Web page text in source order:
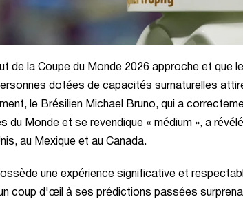
de la Coupe du Monde 2026 approche et que
dotées de capacités surnaturelles
le Brésilien Michael Bruno, qui a
du Monde et se revendique « médium », a
au Mexique et au Canada.
une expérience significative et
coup d'œil à ses prédictions passées